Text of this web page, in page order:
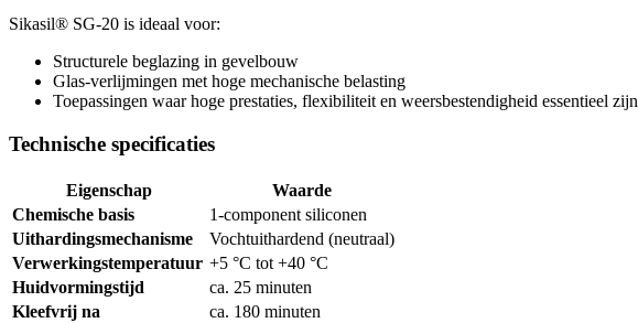
Sikasil® SG-20 is ideaal voor:
Structurele beglazing in gevelbouw
Glas-verlijmingen met hoge mechanische belasting
Toepassingen waar hoge prestaties, flexibiliteit en weersbestendigheid essentieel zijn
Technische specificaties
Eigenschap
Waarde
Chemische basis
1-component siliconen
Uithardingsmechanisme
Vochtuithardend (neutraal)
Verwerkingstemperatuur +5 °C tot +40 °C
Huidvormingstijd
ca. 25 minuten
Kleefvrij na
ca. 180 minuten